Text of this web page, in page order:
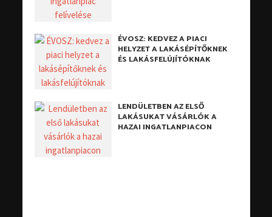
ÉVOSZ: KEDVEZ A PIACI
HELYZET A LAKÁSÉPÍTŐKNEK
ÉS LAKÁSFELÚJÍTÓKNAK
LENDÜLETBEN AZ ELSŐ
LAKÁSUKAT VÁSÁRLÓK A
HAZAI INGATLANPIACON